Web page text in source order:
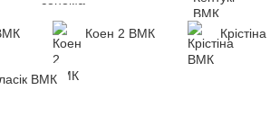
Коен 2 ВМК
ВМК